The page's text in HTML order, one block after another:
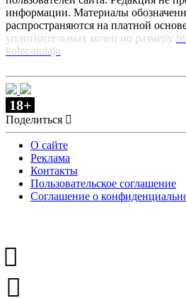
информации. Материалы
распространяются на платной
уплотнительных колец по размеру
kolec-onlajn
18+
Поделиться
О сайте
Реклама
Контакты
Пользовательское соглашение
Соглашение о